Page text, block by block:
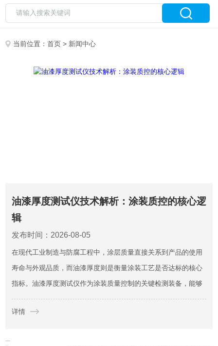
当前位置：首页 > 新闻中心
油漆厚度测试仪技术解析：涂装质控的核心逻
辑
发布时间：2026-08-05
在现代工业制造与防腐工程中，涂层质量直接关系到产品的使用
寿命与外观品质，而油漆厚度则是衡量涂装工艺是否达标的核心
指标。油漆厚度测试仪作为涂装质量控制的关键检测装备，能够
实现对涂层厚度的精准、无损测量，为工艺参数的优化和最终产
品的验收提供可靠的数据支撑。本文将系统解析该设备的技术
详情